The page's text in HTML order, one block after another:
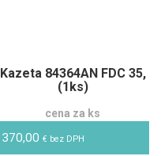
Kazeta 84364AN FDC 35,
(1ks)
cena za ks
370,00 € bez DPH